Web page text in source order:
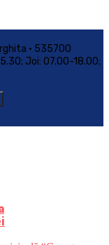
• 535700
Joi: 07.00-18.00;